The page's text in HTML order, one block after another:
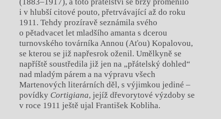
i v hlubší citové pouto, přetrvávající až do roku
1911. Tehdy prozíravě seznámila svého
o pětadvacet let mladšího amanta s dcerou
turnovského továrníka Annou (Aťou) Kopalovou,
se kterou se již napřesrok oženil. Umělkyně se
napříště soustředila již jen na „přátelský dohled“
nad mladým párem a na výpravu všech
Martenových literárních děl, s výjimkou jediné –
povídky Cortigiana, jejíž dřevorytové výzdoby se
v roce 1911 ještě ujal František Kobliha.